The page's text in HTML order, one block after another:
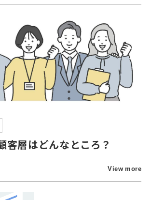
客層はどんなところ？
View more